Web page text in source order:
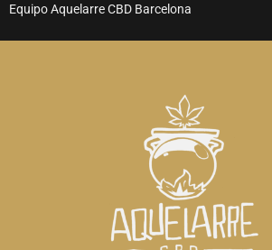
Equipo Aquelarre CBD Barcelona